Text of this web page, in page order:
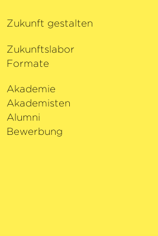
Zukunft gestalten
Zukunftslabor
Formate
Akademie
Akademisten
Alumni
Bewerbung